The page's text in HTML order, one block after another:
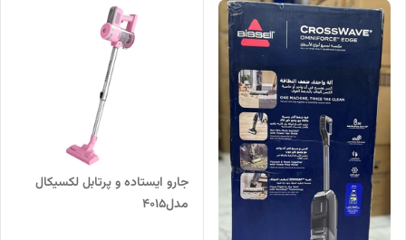
جارو ایستاده و پرتابل لکسیکال
مدل4015